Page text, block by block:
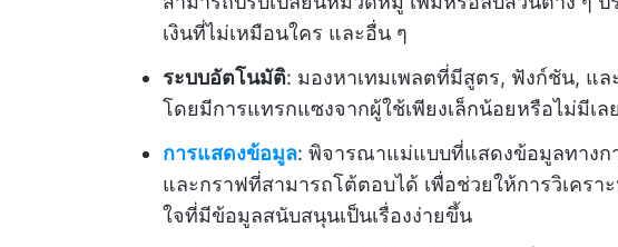
เงินที่ไม่เหมือนใคร และอื่น ๆ
ระบบอัตโนมัติ: มองหาเทมเพลตที่มีสูตร, ฟังก์ชัน, แ
โดยมีการแทรกแซงจากผู้ใช้เพียงเล็กน้อยหรือไม่มีเ
การแสดงข้อมูล: พิจารณาแม่แบบที่แสดงข้อมูลทาง
และกราฟที่สามารถโต้ตอบได้ เพื่อช่วยให้การวิเคร
ใจที่มีข้อมูลสนับสนุนเป็นเรื่องง่ายขึ้น